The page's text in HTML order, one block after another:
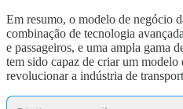
Em resumo, o modelo de negócio
combinação de tecnologia
e passageiros, e uma ampla gama
tem sido capaz de criar um
revolucionar a indústria de